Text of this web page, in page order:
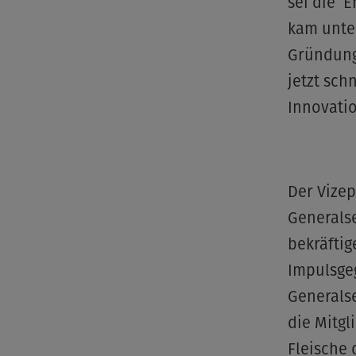
kam
jetzt
Der
die
Fleische